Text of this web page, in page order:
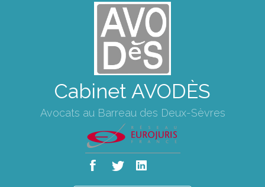
Cabinet AVODÈS
Avocats au Barreau des Deux-Sèvres